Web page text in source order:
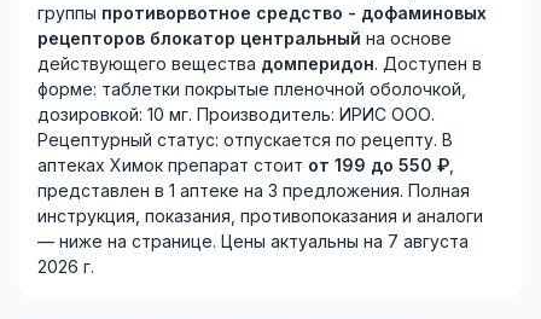
группы противорвотное средство - дофаминовых
рецепторов блокатор центральный на основе
действующего вещества домперидон. Доступен в
форме: таблетки покрытые пленочной оболочкой,
дозировкой: 10 мг. Производитель: ИРИС ООО.
Рецептурный статус: отпускается по рецепту. В
аптеках Химок препарат стоит от 199 до 550 ₽,
представлен в 1 аптеке на 3 предложения. Полная
инструкция, показания, противопоказания и аналоги
— ниже на странице. Цены актуальны на 7 августа
2026 г.